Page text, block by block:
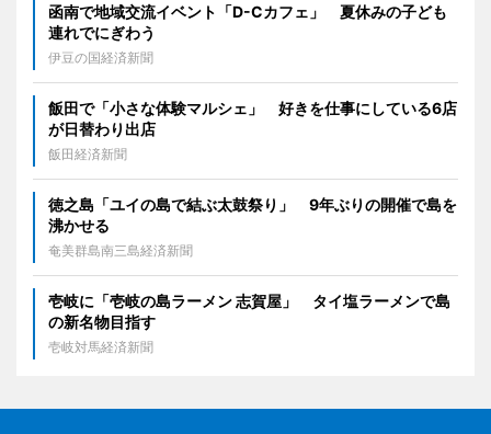
函南で地域交流イベント「D-Cカフェ」 夏休みの子ども
連れでにぎわう
伊豆の国経済新聞
飯田で「小さな体験マルシェ」 好きを仕事にしている6店
が日替わり出店
飯田経済新聞
徳之島「ユイの島で結ぶ太鼓祭り」 9年ぶりの開催で島を
沸かせる
奄美群島南三島経済新聞
壱岐に「壱岐の島ラーメン 志賀屋」 タイ塩ラーメンで島
の新名物目指す
壱岐対馬経済新聞